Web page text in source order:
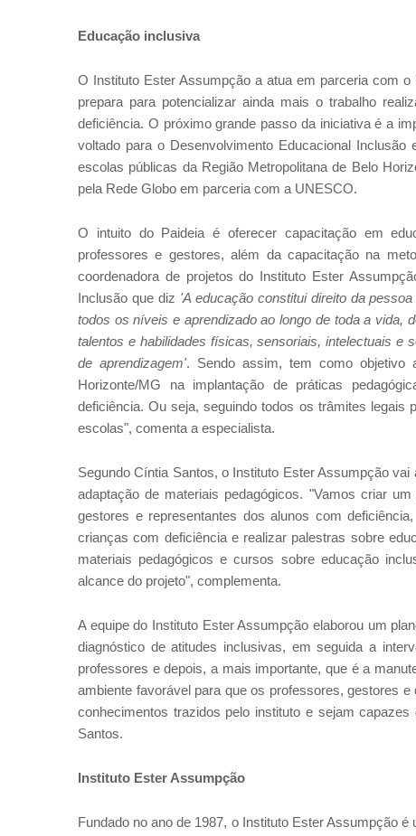
Educação inclusiva
O Instituto Ester Assumpção a atua em parceria com
prepara para potencializar ainda mais o trabalho
deficiência. O próximo grande passo da iniciativa é a
voltado para o Desenvolvimento Educacional
escolas públicas da Região Metropolitana de Belo
pela Rede Globo em parceria com a UNESCO.
O intuito do Paideia é oferecer capacitação em
professores e gestores, além da capacitação na
coordenadora de projetos do Instituto Ester
Inclusão que diz 'A educação constitui direito da
todos os níveis e aprendizado ao longo de toda a vida,
talentos e habilidades físicas, sensoriais, intelectuais e
de aprendizagem'. Sendo assim, tem como objetivo
Horizonte/MG na implantação de práticas
deficiência. Ou seja, seguindo todos os trâmites legais
escolas", comenta a especialista.
Segundo Cíntia Santos, o Instituto Ester Assumpção
adaptação de materiais pedagógicos. "Vamos criar
gestores e representantes dos alunos com
crianças com deficiência e realizar palestras sobre
materiais pedagógicos e cursos sobre educação
alcance do projeto", complementa.
A equipe do Instituto Ester Assumpção elaborou um
diagnóstico de atitudes inclusivas, em seguida a
professores e depois, a mais importante, que é a
ambiente favorável para que os professores, gestores
conhecimentos trazidos pelo instituto e sejam
Santos.
Instituto Ester Assumpção
Fundado no ano de 1987, o Instituto Ester Assumpção